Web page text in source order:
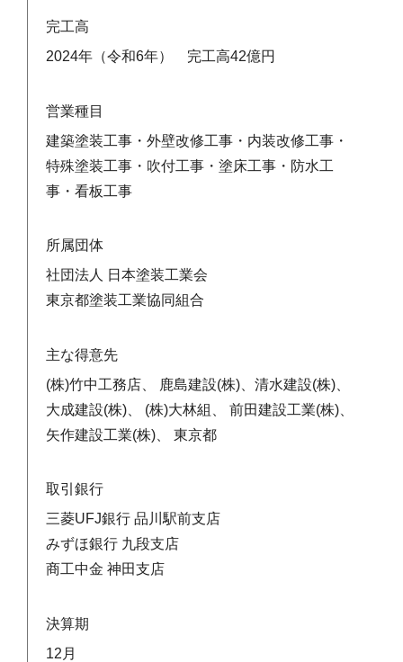
完工高
2024年（令和6年） 完工高42億円
営業種目
建築塗装工事・外壁改修工事・内装改修工事・
特殊塗装工事・吹付工事・塗床工事・防水工
事・看板工事
所属団体
社団法人 日本塗装工業会
東京都塗装工業協同組合
主な得意先
(株)竹中工務店、 鹿島建設(株)、清水建設(株)、
大成建設(株)、 (株)大林組、 前田建設工業(株)、
矢作建設工業(株)、 東京都
取引銀行
三菱UFJ銀行 品川駅前支店
みずほ銀行 九段支店
商工中金 神田支店
決算期
12月